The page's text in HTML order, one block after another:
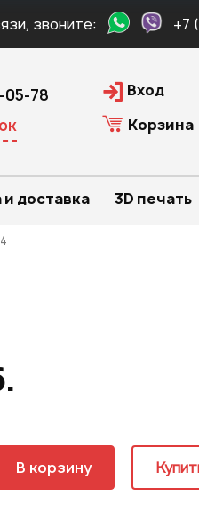
звоните: +7
05-78
Вход
Корзина
доставка 3D печать
В корзину